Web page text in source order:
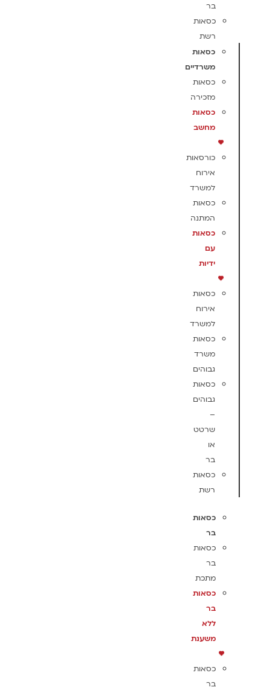
בר
כסאות
רשת
כסאות
משרדיים
כסאות
מזכירה
כסאות
מחשב
כורסאות
אירוח
למשרד
כסאות
המתנה
כסאות
עם
ידיות
כסאות
אירוח
למשרד
כסאות
משרד
גבוהים
כסאות
גבוהים
–
שרטט
או
בר
כסאות
רשת
כסאות
בר
כסאות
בר
מתכת
כסאות
בר
ללא
משענת
כסאות
בר